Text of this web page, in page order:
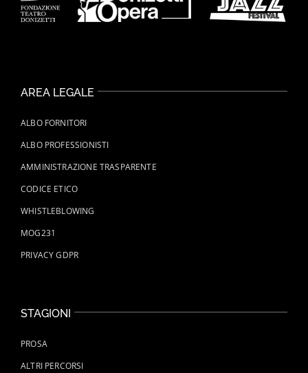
AREA LEGALE
ALBO FORNITORI
ALBO PROFESSIONISTI
AMMINISTRAZIONE TRASPARENTE
CODICE ETICO
WHISTLEBLOWING
MOG231
PRIVACY GDPR
STAGIONI
PROSA
ALTRI PERCORSI